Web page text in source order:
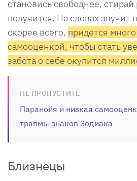
становись свободнее, стирай
получится. На словах звучит
скорее всего, придется
самооценкой, чтобы стать
забота о себе окупится
НЕ ПРОПУСТИТЕ
Паранойя и низкая
травмы знаков Зодиака
Близнецы